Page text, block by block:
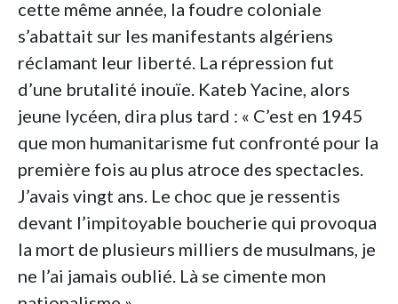
cette même année, la foudre coloniale
s’abattait sur les manifestants algériens
réclamant leur liberté. La répression fut
d’une brutalité inouïe. Kateb Yacine, alors
jeune lycéen, dira plus tard : « C’est en 1945
que mon humanitarisme fut confronté pour la
première fois au plus atroce des spectacles.
J’avais vingt ans. Le choc que je ressentis
devant l’impitoyable boucherie qui provoqua
la mort de plusieurs milliers de musulmans, je
ne l’ai jamais oublié. Là se cimente mon